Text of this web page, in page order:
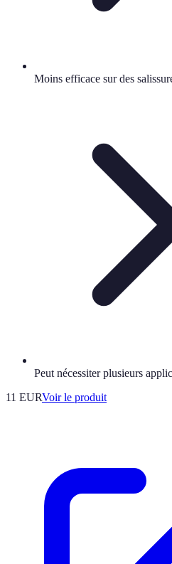
Moins efficace sur des
Peut nécessiter plusieurs
11 EURVoir le produit